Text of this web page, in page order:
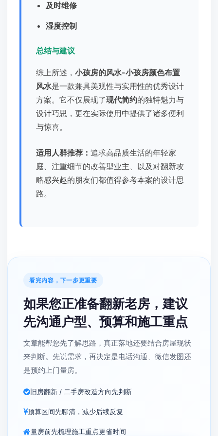
及时维修
湿度控制
总结与建议
综上所述， 小孩房的风水-小孩房颜色布置
风水是一款兼具美观性与实用性的优秀设计
方案。它不仅展现了现代简约的独特魅力与
设计巧思，更在实际使用中提供了诸多便利
与惊喜。
适用人群推荐： 追求高品质生活的年轻家
庭、注重细节的改善型业主、以及对翻新攻
略感兴趣的朋友们都值得参考本案的设计思
路。
看完内容，下一步更重要
如果您正准备翻新老房，建议
先沟通户型、预算和施工重点
文章能帮您先了解思路，真正落地还要结合房屋现状
来判断。先说需求，再决定是电话沟通、微信发图还
是预约上门量房。
旧房翻新 / 二手房改造方向先判断
预算区间先聊清，减少后续反复
量房前先梳理施工重点更省时间